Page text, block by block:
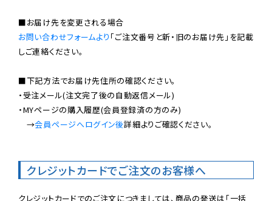
お問い合わせフォームより 「ご注文番号と新・旧のお届け先」を記載
しご連絡ください。
■下記方法でお届け先住所の確認ください。
・受注メール(注文完了後の自動返信メール)
・MYページの購入履歴(会員登録済の方のみ)
→会員ページへログイン後詳細よりご確認ください。
クレジットカードでご注文のお客様へ
クレジットカードでのご注文につきましては、商品の発送は「一括